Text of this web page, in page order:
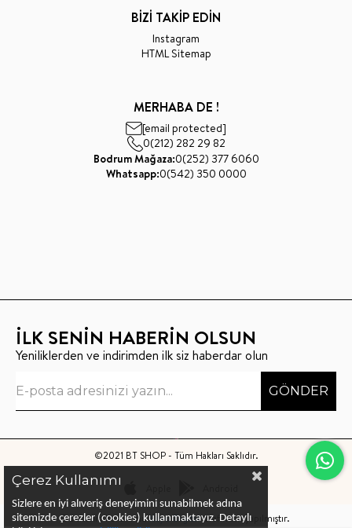
BİZİ TAKİP EDİN
Instagram
HTML Sitemap
MERHABA DE !
[email protected]
0(212) 282 29 82
Bodrum Mağaza:0(252) 377 6060
Whatsapp:0(542) 350 0000
İLK SENİN HABERİN OLSUN
Yeniliklerden ve indirimden ilk siz haberdar olun
GÖNDER
©2021 BT SHOP - Tüm Hakları Saklıdır.
Bu sitenin kurulumuKeyo Digitaltarafından yapılmıştır.
Çerez Kullanımı
Sizlere en iyi alıveriş deneyimini sunabilmek adına
sitemizde çerezler (cookies) kullanmaktayız. Detaylı